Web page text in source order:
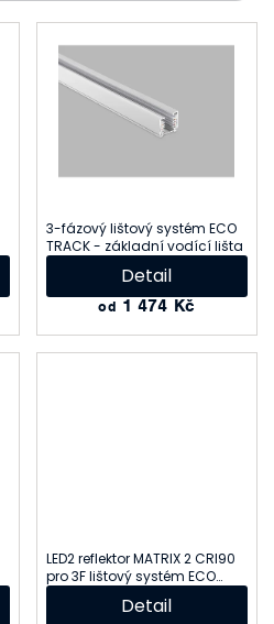
3-fázový lištový systém ECO
TRACK - základní vodící lišta
od 1 474 Kč
Detail
LED2 reflektor MATRIX 2 CRI90
pro 3F lištový systém ECO
TRACK
Detail